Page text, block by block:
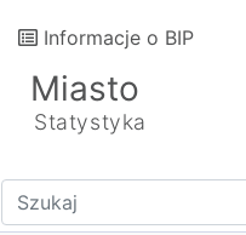
Informacje o BIP
Miasto
Statystyka
Wpisz tekst do wyszukania